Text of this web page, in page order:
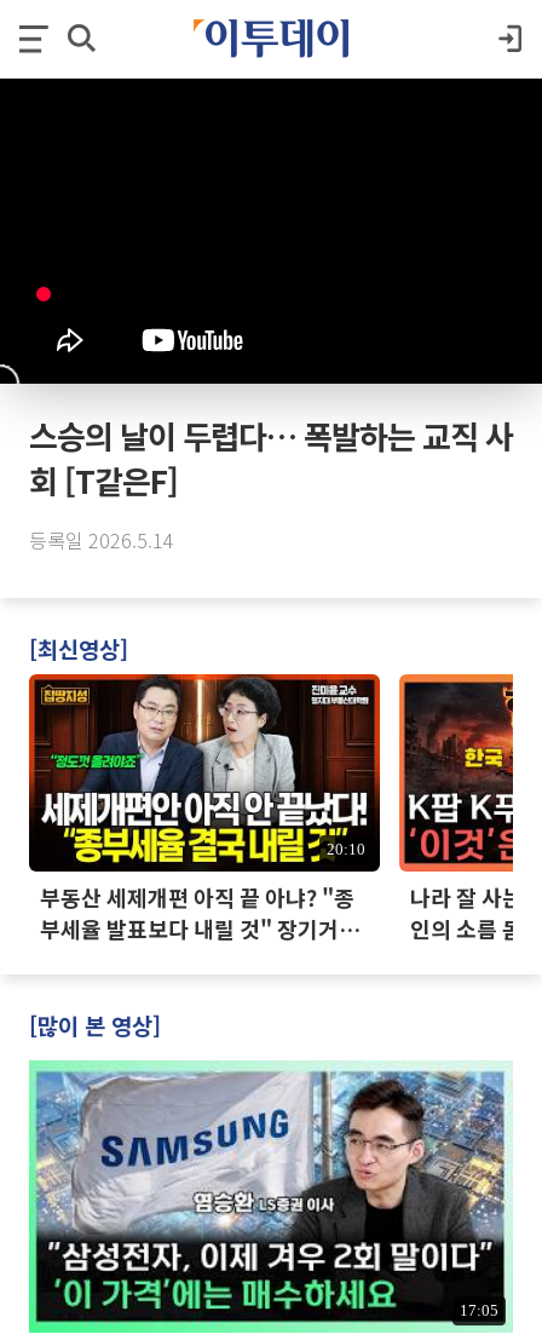
스승의 날이 두렵다… 폭발하는 교직 사
회 [T같은F]
등록일 2026.5.14
[최신영상]
20:10
부동산 세제개편 아직 끝 아냐? "종
부세율 발표보다 내릴 것" 장기거주
나라 잘 사는
인의 소름 돋
[많이 본 영상]
17:05